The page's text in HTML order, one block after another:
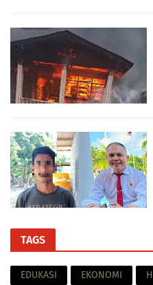
TAGS
EDUKASI EKONOMI